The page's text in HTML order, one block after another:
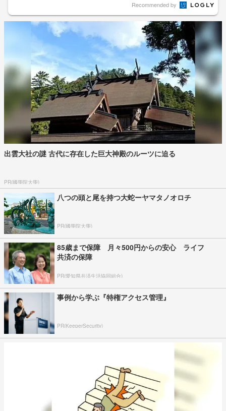
Recommended by
出雲大社の謎 古代に存在した巨大神殿のルーツに迫る
PR(國學院大學)
八つの頭と尾を持つ大蛇ーヤマタノオロチ
PR(國學院大學)
85歳まで保障 月々500円からの安心 ライフ
共済の保障
PR(愛知県共済生活協同組合)
事例から学ぶ『特権アクセス管理』
PR(KeeperSecurity)